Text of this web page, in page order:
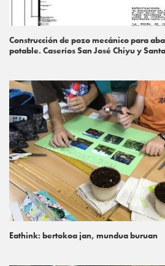
Construcción de pozo mecánico para
potable. Caseríos San José Chiyu y
Eathink: bertokoa jan, mundua buruan